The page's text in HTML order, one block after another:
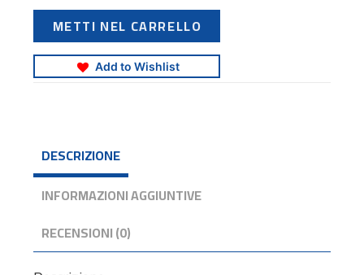
r
I
n
METTI NEL CARRELLO
Add to Wishlist
DESCRIZIONE
INFORMAZIONI AGGIUNTIVE
RECENSIONI (0)